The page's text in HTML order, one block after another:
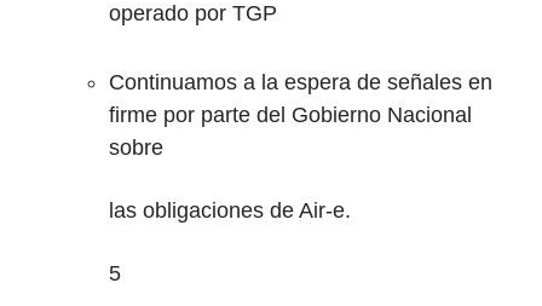
operado por TGP
Continuamos a la espera de señales en
firme por parte del Gobierno Nacional
sobre
las obligaciones de Air-e.
5